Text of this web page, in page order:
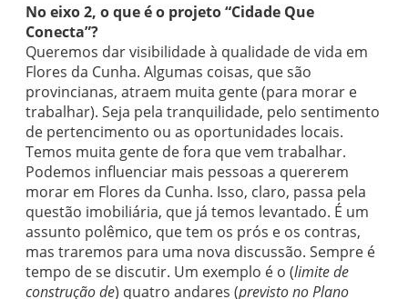
No eixo 2, o que é o projeto “Cidade Que
Conecta”?
Queremos dar visibilidade à qualidade de vida em
Flores da Cunha. Algumas coisas, que são
provincianas, atraem muita gente (para morar e
trabalhar). Seja pela tranquilidade, pelo sentimento
de pertencimento ou as oportunidades locais.
Temos muita gente de fora que vem trabalhar.
Podemos influenciar mais pessoas a quererem
morar em Flores da Cunha. Isso, claro, passa pela
questão imobiliária, que já temos levantado. É um
assunto polêmico, que tem os prós e os contras,
mas traremos para uma nova discussão. Sempre é
tempo de se discutir. Um exemplo é o (limite de
construção de) quatro andares (previsto no Plano